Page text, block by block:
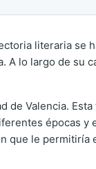
literaria se
A lo largo de su
de Valencia.
épocas y
que le permitiría